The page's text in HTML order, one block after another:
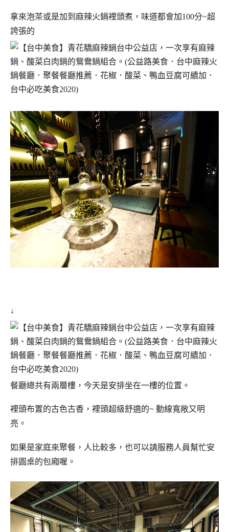
拿來泡茶或是加到麻辣火鍋裡頭煮，味道都會加100分~超
誇張的
↓
餐廳總共有兩層樓，今天是安排坐在一樓的位置。
裡頭布置的古色古香，裡頭超級舒適的~ 動線寬敞又明
亮。
如果是家庭來聚餐，人比較多，也可以請服務人員幫忙安
排圓桌的包廂喔。